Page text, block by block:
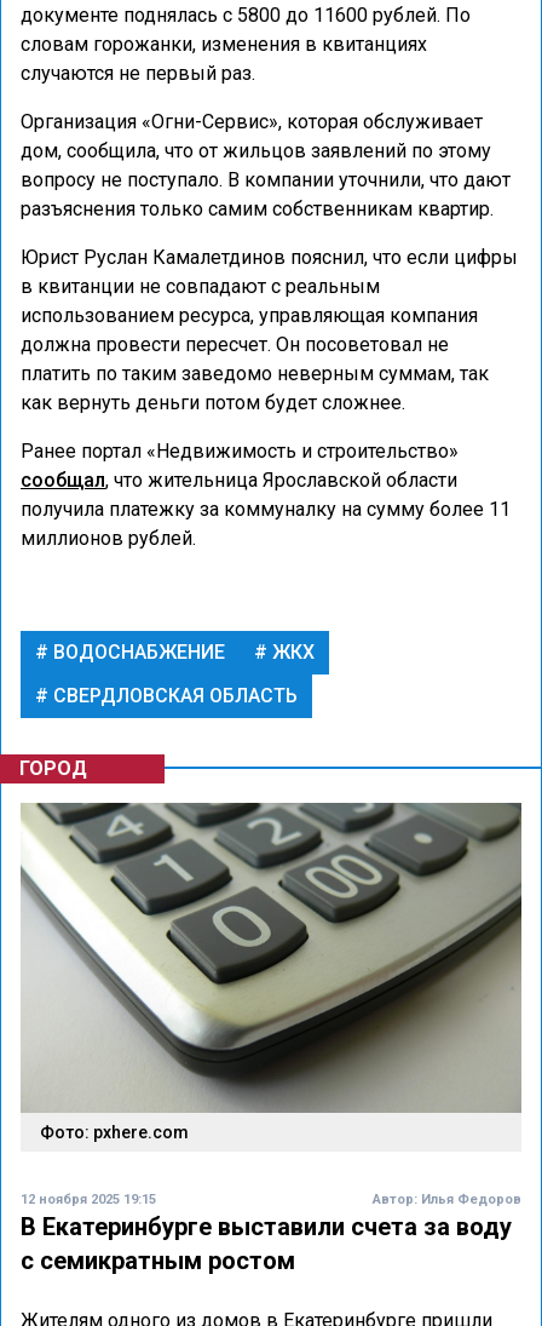
документе поднялась с 5800 до 11600 рублей. По
словам горожанки, изменения в квитанциях
случаются не первый раз.
Организация «Огни-Сервис», которая обслуживает
дом, сообщила, что от жильцов заявлений по этому
вопросу не поступало. В компании уточнили, что дают
разъяснения только самим собственникам квартир.
Юрист Руслан Камалетдинов пояснил, что если цифры
в квитанции не совпадают с реальным
использованием ресурса, управляющая компания
должна провести пересчет. Он посоветовал не
платить по таким заведомо неверным суммам, так
как вернуть деньги потом будет сложнее.
Ранее портал «Недвижимость и строительство»
сообщал, что жительница Ярославской области
получила платежку за коммуналку на сумму более 11
миллионов рублей.
ВОДОСНАБЖЕНИЕ
ЖКХ
СВЕРДЛОВСКАЯ ОБЛАСТЬ
ГОРОД
Фото: pxhere.com
12 ноября 2025 19:15 Автор: Илья Федоров
В Екатеринбурге выставили счета за воду
с семикратным ростом
Жителям одного из домов в Екатеринбурге пришли